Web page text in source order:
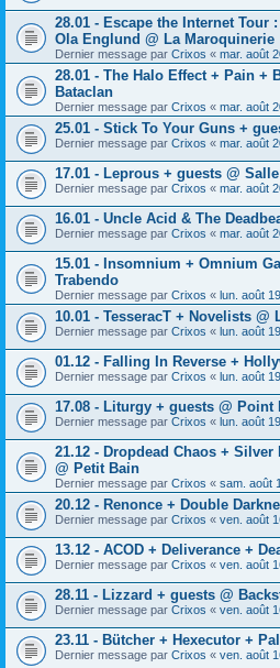
28.01 - Escape the Internet Tour
Ola Englund @ La Maroquinerie
Dernier message par Crixos « mar. août
28.01 - The Halo Effect + Pain +
Bataclan
Dernier message par Crixos « mar. août
25.01 - Stick To Your Guns +
Dernier message par Crixos « mar. août
17.01 - Leprous + guests @ Salle
Dernier message par Crixos « mar. août
16.01 - Uncle Acid & The
Dernier message par Crixos « mar. août
15.01 - Insomnium + Omnium
Trabendo
Dernier message par Crixos « lun. août
10.01 - TesseracT + Novelists @
Dernier message par Crixos « lun. août
01.12 - Falling In Reverse +
Dernier message par Crixos « lun. août
17.08 - Liturgy + guests @ Point
Dernier message par Crixos « lun. août
21.12 - Dropdead Chaos +
@ Petit Bain
Dernier message par Crixos « sam. août
20.12 - Renonce + Double
Dernier message par Crixos « ven. août
13.12 - ACOD + Deliverance +
Dernier message par Crixos « ven. août
28.11 - Lizzard + guests @
Dernier message par Crixos « ven. août
23.11 - Bütcher + Hexecutor +
Dernier message par Crixos « ven. août